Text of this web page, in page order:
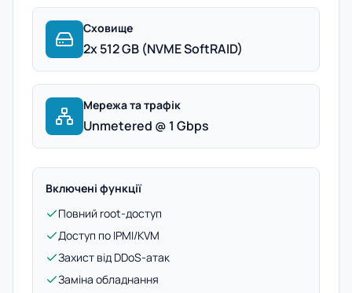
Сховище
2x 512 GB (NVME SoftRAID)
Мережа та трафік
Unmetered @ 1 Gbps
Включені функції
Повний root-доступ
Доступ по IPMI/KVM
Захист від DDoS-атак
Заміна обладнання